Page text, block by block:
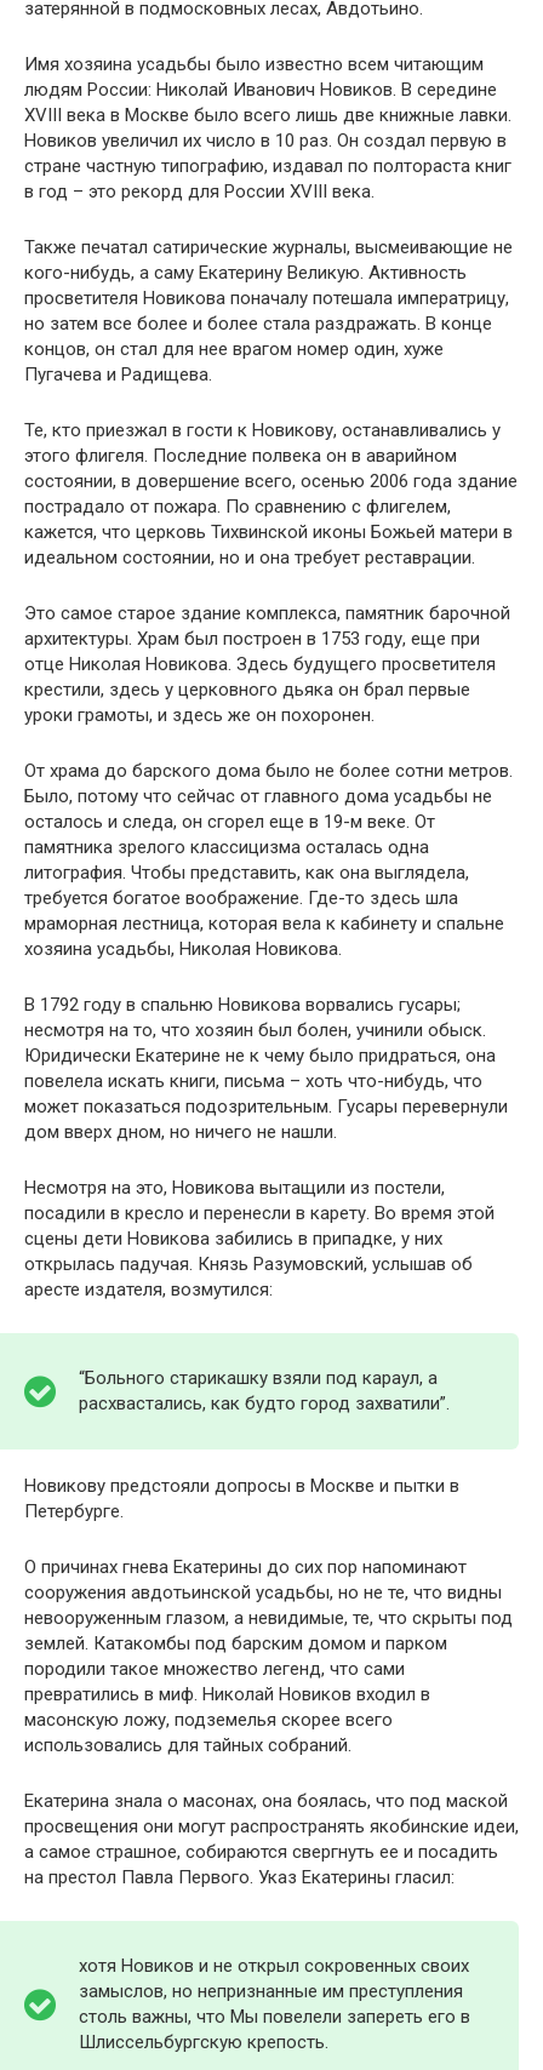
затерянной в подмосковных лесах, Авдотьино.
Имя хозяина усадьбы было известно всем читающим
людям России: Николай Иванович Новиков. В середине
XVIII века в Москве было всего лишь две книжные лавки.
Новиков увеличил их число в 10 раз. Он создал первую в
стране частную типографию, издавал по полтораста книг
в год – это рекорд для России XVIII века.
Также печатал сатирические журналы, высмеивающие не
кого-нибудь, а саму Екатерину Великую. Активность
просветителя Новикова поначалу потешала императрицу,
но затем все более и более стала раздражать. В конце
концов, он стал для нее врагом номер один, хуже
Пугачева и Радищева.
Те, кто приезжал в гости к Новикову, останавливались у
этого флигеля. Последние полвека он в аварийном
состоянии, в довершение всего, осенью 2006 года здание
пострадало от пожара. По сравнению с флигелем,
кажется, что церковь Тихвинской иконы Божьей матери в
идеальном состоянии, но и она требует реставрации.
Это самое старое здание комплекса, памятник барочной
архитектуры. Храм был построен в 1753 году, еще при
отце Николая Новикова. Здесь будущего просветителя
крестили, здесь у церковного дьяка он брал первые
уроки грамоты, и здесь же он похоронен.
От храма до барского дома было не более сотни метров.
Было, потому что сейчас от главного дома усадьбы не
осталось и следа, он сгорел еще в 19-м веке. От
памятника зрелого классицизма осталась одна
литография. Чтобы представить, как она выглядела,
требуется богатое воображение. Где-то здесь шла
мраморная лестница, которая вела к кабинету и спальне
хозяина усадьбы, Николая Новикова.
В 1792 году в спальню Новикова ворвались гусары;
несмотря на то, что хозяин был болен, учинили обыск.
Юридически Екатерине не к чему было придраться, она
повелела искать книги, письма – хоть что-нибудь, что
может показаться подозрительным. Гусары перевернули
дом вверх дном, но ничего не нашли.
Несмотря на это, Новикова вытащили из постели,
посадили в кресло и перенесли в карету. Во время этой
сцены дети Новикова забились в припадке, у них
открылась падучая. Князь Разумовский, услышав об
аресте издателя, возмутился:
“Больного старикашку взяли под караул, а
расхвастались, как будто город захватили”.
Новикову предстояли допросы в Москве и пытки в
Петербурге.
О причинах гнева Екатерины до сих пор напоминают
сооружения авдотьинской усадьбы, но не те, что видны
невооруженным глазом, а невидимые, те, что скрыты под
землей. Катакомбы под барским домом и парком
породили такое множество легенд, что сами
превратились в миф. Николай Новиков входил в
масонскую ложу, подземелья скорее всего
использовались для тайных собраний.
Екатерина знала о масонах, она боялась, что под маской
просвещения они могут распространять якобинские идеи,
а самое страшное, собираются свергнуть ее и посадить
на престол Павла Первого. Указ Екатерины гласил:
хотя Новиков и не открыл сокровенных своих
замыслов, но непризнанные им преступления
столь важны, что Мы повелели запереть его в
Шлиссельбургскую крепость.